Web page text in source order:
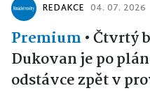
REDAKCE 04. 07. 2026
Premium •Čtvrtý
Dukovan je po
odstávce zpět v